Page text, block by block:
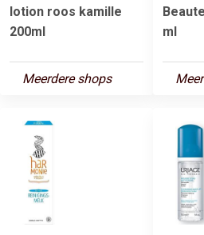
lotion roos kamille
200ml
Meerdere shops
ml